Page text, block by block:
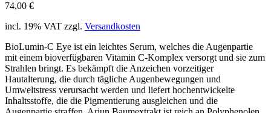
74,00 €
incl. 19% VAT zzgl. Versandkosten
BioLumin-C Eye ist ein leichtes Serum, welches die Augenpartie
mit einem bioverfügbaren Vitamin C-Komplex versorgt und sie zum
Strahlen bringt. Es bekämpft die Anzeichen vorzeitiger
Hautalterung, die durch tägliche Augenbewegungen und
Umweltstress verursacht werden und liefert hochentwickelte
Inhaltsstoffe, die die Pigmentierung ausgleichen und die